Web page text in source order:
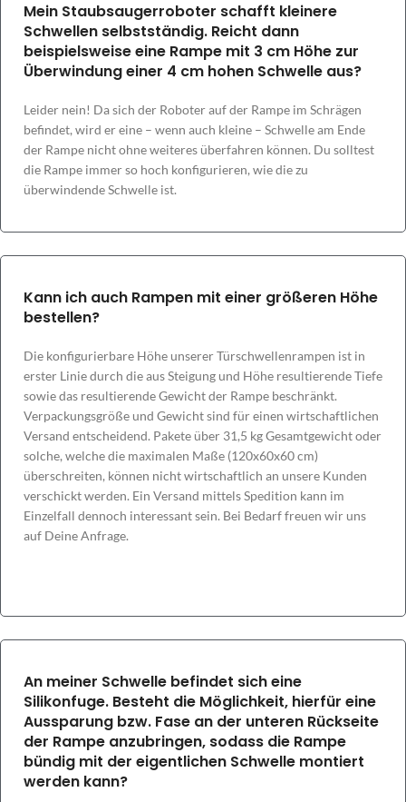
Mein Staubsaugerroboter schafft kleinere
Schwellen selbstständig. Reicht dann
beispielsweise eine Rampe mit 3 cm Höhe zur
Überwindung einer 4 cm hohen Schwelle aus?
Leider nein! Da sich der Roboter auf der Rampe im Schrägen
befindet, wird er eine – wenn auch kleine – Schwelle am Ende
der Rampe nicht ohne weiteres überfahren können. Du solltest
die Rampe immer so hoch konfigurieren, wie die zu
überwindende Schwelle ist.
Kann ich auch Rampen mit einer größeren Höhe
bestellen?
Die konfigurierbare Höhe unserer Türschwellenrampen ist in
erster Linie durch die aus Steigung und Höhe resultierende Tiefe
sowie das resultierende Gewicht der Rampe beschränkt.
Verpackungsgröße und Gewicht sind für einen wirtschaftlichen
Versand entscheidend. Pakete über 31,5 kg Gesamtgewicht oder
solche, welche die maximalen Maße (120x60x60 cm)
überschreiten, können nicht wirtschaftlich an unsere Kunden
verschickt werden. Ein Versand mittels Spedition kann im
Einzelfall dennoch interessant sein. Bei Bedarf freuen wir uns
auf Deine Anfrage.
An meiner Schwelle befindet sich eine
Silikonfuge. Besteht die Möglichkeit, hierfür eine
Aussparung bzw. Fase an der unteren Rückseite
der Rampe anzubringen, sodass die Rampe
bündig mit der eigentlichen Schwelle montiert
werden kann?